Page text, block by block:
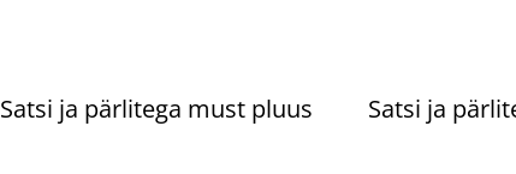
%
Satsi ja pärlitega must pluus %
Satsi ja